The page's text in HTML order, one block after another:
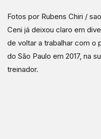
Fotos por Rubens Chiri /
Ceni já deixou claro em
de voltar a trabalhar com o
do São Paulo em 2017, na
treinador.